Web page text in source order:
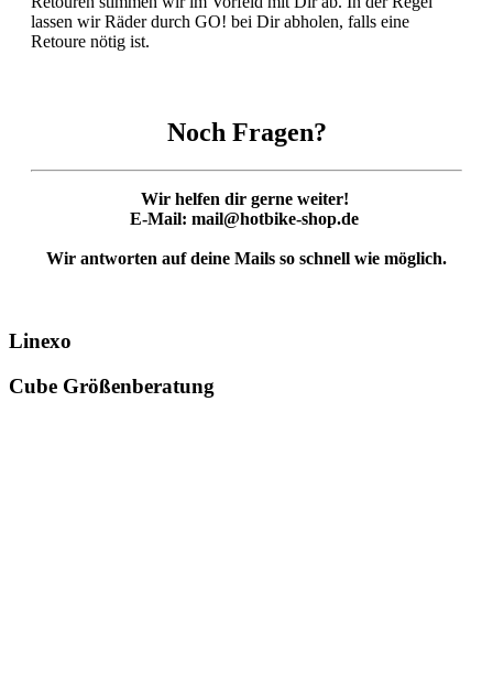
lassen wir Räder durch GO! bei Dir abholen, falls eine
Retoure nötig ist.
Noch Fragen?
Wir helfen dir gerne weiter!
E-Mail: mail@hotbike-shop.de
Wir antworten auf deine Mails so schnell wie möglich.
Linexo
Cube Größenberatung